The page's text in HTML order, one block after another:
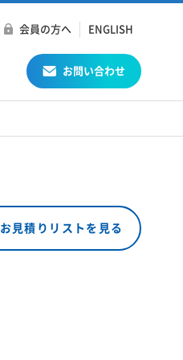
お問い合わせ
会員の方へ ENGLISH
お見積りリストを見る